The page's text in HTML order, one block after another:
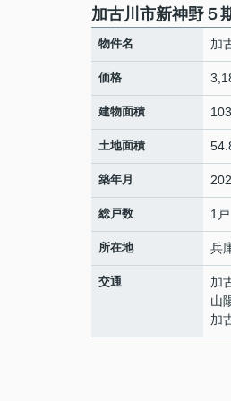
加古川市新神野５
物件名 加
価格
建物面積
土地面積
築年月
総戸数 1戸
所在地 兵
交通 加
山
加